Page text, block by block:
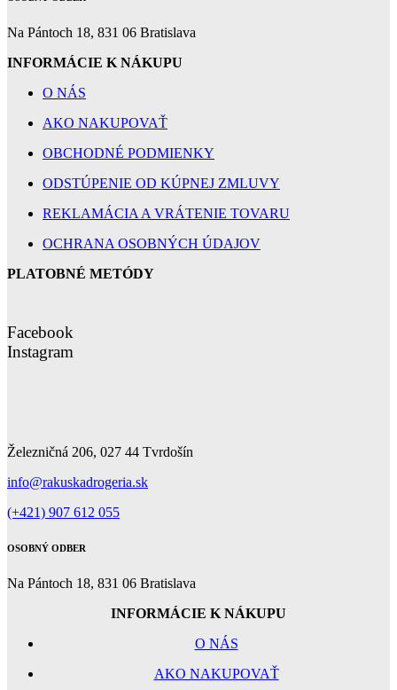
Na Pántoch 18, 831 06 Bratislava
INFORMÁCIE K NÁKUPU
O NÁS
AKO NAKUPOVAŤ
OBCHODNÉ PODMIENKY
ODSTÚPENIE OD KÚPNEJ ZMLUVY
REKLAMÁCIA A VRÁTENIE TOVARU
OCHRANA OSOBNÝCH ÚDAJOV
PLATOBNÉ METÓDY
Facebook
Instagram
Železničná 206, 027 44 Tvrdošín
info@rakuskadrogeria.sk
(+421) 907 612 055
OSOBNÝ ODBER
Na Pántoch 18, 831 06 Bratislava
INFORMÁCIE K NÁKUPU
O NÁS
AKO NAKUPOVAŤ